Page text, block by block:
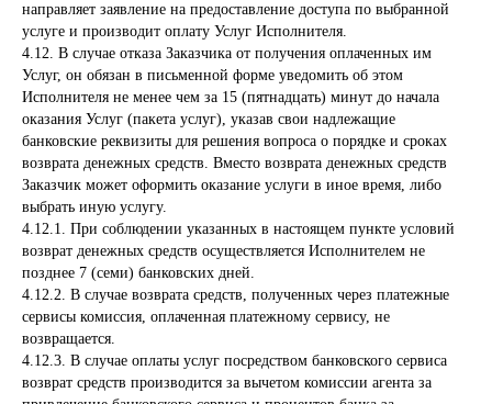
направляет заявление на предоставление доступа по выбранной
услуге и производит оплату Услуг Исполнителя.
4.12. В случае отказа Заказчика от получения оплаченных им
Услуг, он обязан в письменной форме уведомить об этом
Исполнителя не менее чем за 15 (пятнадцать) минут до начала
оказания Услуг (пакета услуг), указав свои надлежащие
банковские реквизиты для решения вопроса о порядке и сроках
возврата денежных средств. Вместо возврата денежных средств
Заказчик может оформить оказание услуги в иное время, либо
выбрать иную услугу.
4.12.1. При соблюдении указанных в настоящем пункте условий
возврат денежных средств осуществляется Исполнителем не
позднее 7 (семи) банковских дней.
4.12.2. В случае возврата средств, полученных через платежные
сервисы комиссия, оплаченная платежному сервису, не
возвращается.
4.12.3. В случае оплаты услуг посредством банковского сервиса
возврат средств производится за вычетом комиссии агента за